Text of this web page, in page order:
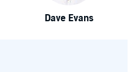
Dave Evans